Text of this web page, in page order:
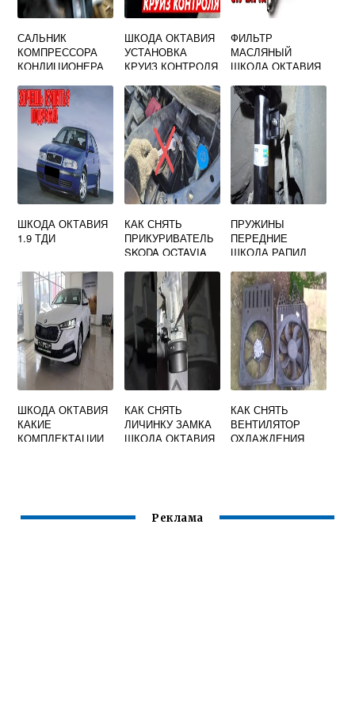
САЛЬНИК
КОМПРЕССОРА
КОНДИЦИОНЕРА
А7
ШКОДА ОКТАВИЯ
УСТАНОВКА
КРУИЗ КОНТРОЛЯ
ФИЛЬТР
МАСЛЯНЫЙ
ШКОДА ОКТАВИЯ
ШКОДА ОКТАВИЯ
1.9 ТДИ
КАК СНЯТЬ
ПРИКУРИВАТЕЛЬ
SKODA OCTAVIA
ПРУЖИНЫ
ПЕРЕДНИЕ
ШКОДА РАПИД
ШКОДА ОКТАВИЯ
КАКИЕ
КОМПЛЕКТАЦИИ
КАК СНЯТЬ
ЛИЧИНКУ ЗАМКА
ШКОДА ОКТАВИЯ
КАК СНЯТЬ
ВЕНТИЛЯТОР
ОХЛАЖДЕНИЯ
Реклама